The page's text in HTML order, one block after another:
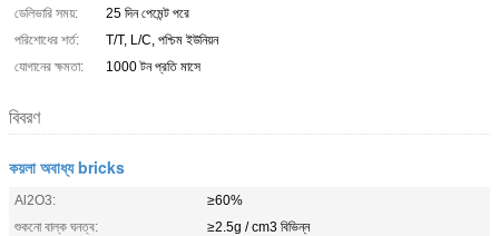
ডেলিভারি সময়:
25 দিন পেমেন্ট পরে
পরিশোধের শর্ত:
T/T, L/C, পশ্চিম ইউনিয়ন
যোগানের ক্ষমতা:
1000 টন প্রতি মাসে
বিবরণ
কয়লা অবাধ্য bricks
Al2O3:
≥60%
শুকনো বাল্ক ঘনত্ব:
≥2.5g / cm3 বিভিন্ন